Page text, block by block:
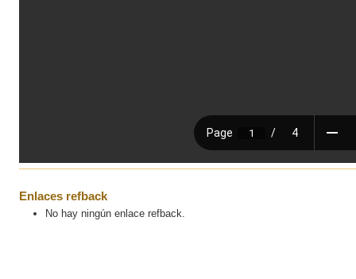
Enlaces refback
No hay ningún enlace refback.